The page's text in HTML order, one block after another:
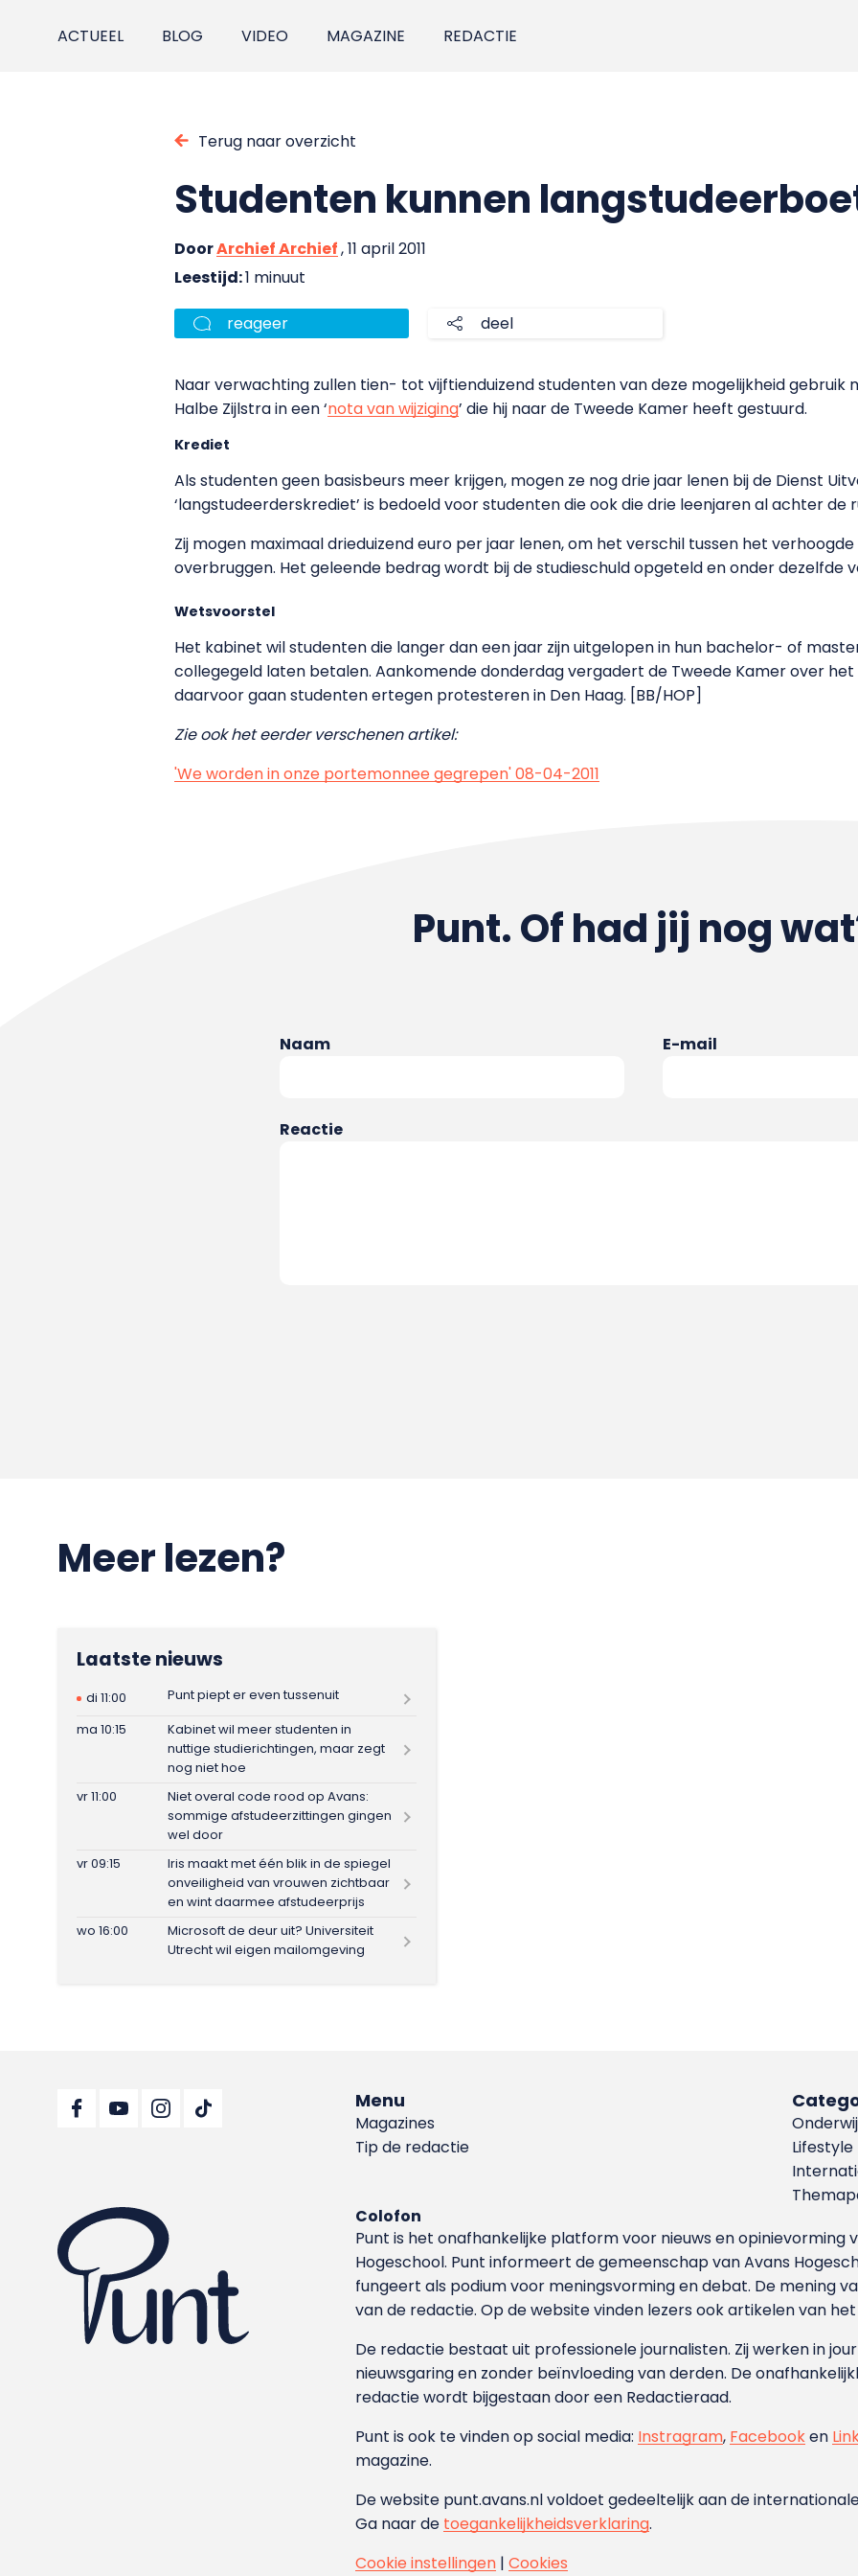
ACTUEEL BLOG VIDEO MAGAZINE REDACTIE
Terug naar overzicht
Studenten kunnen
DoorArchief Archief, 11 april 2011
Leestijd:1 minuut
reageer deel
Naar verwachting zullen tien- tot vijftienduizend studenten van deze mogelijkheid
Halbe Zijlstra in een ‘nota van wijziging’ die hij naar de Tweede Kamer heeft gestuurd.
Krediet
Als studenten geen basisbeurs meer krijgen, mogen ze nog drie jaar lenen bij de Dienst
‘langstudeerderskrediet’ is bedoeld voor studenten die ook die drie leenjaren al achter de
Zij mogen maximaal drieduizend euro per jaar lenen, om het verschil tussen het
overbruggen. Het geleende bedrag wordt bij de studieschuld opgeteld en onder dezelfde
Wetsvoorstel
Het kabinet wil studenten die langer dan een jaar zijn uitgelopen in hun bachelor- of
collegegeld laten betalen. Aankomende donderdag vergadert de Tweede Kamer over
daarvoor gaan studenten ertegen protesteren in Den Haag. [BB/HOP]
Zie ook het eerder verschenen artikel:
'We worden in onze portemonnee gegrepen' 08-04-2011
Punt. Of had jij nog
Naam E-mail
Reactie
Meer lezen?
Laatste nieuws
di 11:00
Punt piept er even tussenuit
ma 10:15
Kabinet wil meer studenten in
nuttige studierichtingen, maar zegt
nog niet hoe
vr 11:00
Niet overal code rood op Avans:
sommige afstudeerzittingen gingen
wel door
vr 09:15
Iris maakt met één blik in de spiegel
onveiligheid van vrouwen zichtbaar
en wint daarmee afstudeerprijs
wo 16:00
Microsoft de deur uit? Universiteit
Utrecht wil eigen mailomgeving
Menu
Magazines
Tip de redactie
Lifestyle
Colofon
Punt is het onafhankelijke platform voor nieuws en
Hoge­school. Punt informeert de gemeenschap van Avans
fungeert als podium voor meningsvorming en debat. De mening
van de redactie. Op de website vinden lezers ook artikelen van
De redactie bestaat uit professionele journalisten. Zij werken in
nieuwsgaring en zonder beïnvloeding van derden. De
redactie wordt bijgestaan door een Redactieraad.
Punt is ook te vinden op social media: Instragram, Facebooken
magazine.
De website punt.avans.nl voldoet gedeeltelijk aan de
Ga naar de toegankelijkheidsverklaring.
Cookie instellingen |Cookies